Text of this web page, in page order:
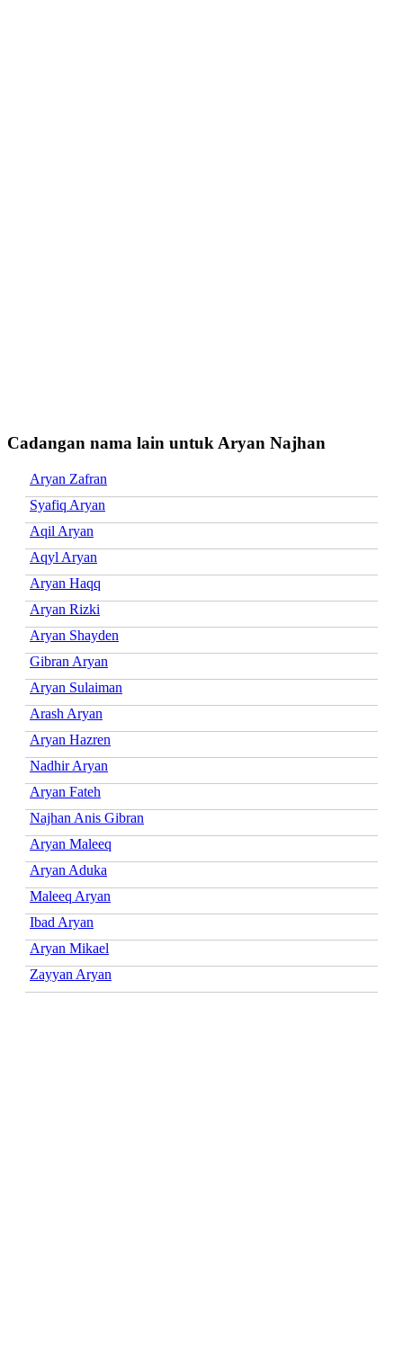
Cadangan nama lain untuk Aryan Najhan
Aryan Zafran
Syafiq Aryan
Aqil Aryan
Aqyl Aryan
Aryan Haqq
Aryan Rizki
Aryan Shayden
Gibran Aryan
Aryan Sulaiman
Arash Aryan
Aryan Hazren
Nadhir Aryan
Aryan Fateh
Najhan Anis Gibran
Aryan Maleeq
Aryan Aduka
Maleeq Aryan
Ibad Aryan
Aryan Mikael
Zayyan Aryan